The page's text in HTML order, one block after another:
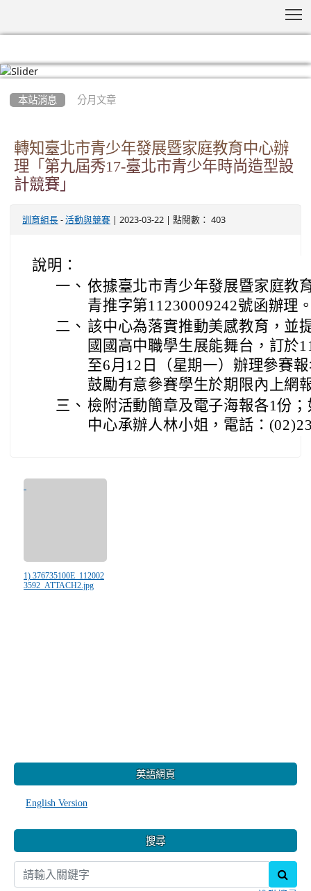
本站消息 分月文章
轉知臺北市青少年發展暨家庭教育中心辦
理「第九屆秀17-臺北市青少年時尚造型設
計競賽」
訓育組長 - 活動與競賽 | 2023-03-22 | 點閱數： 403
說明：
一、 依據臺北市青少年發展暨家庭教
青推字第11230009242號函辦理
二、 該中心為落實推動美感教育，並
國國高中職學生展能舞台，訂於
至6月12日（星期一）辦理參賽
鼓勵有意參賽學生於期限內上網
三、 檢附活動簡章及電子海報各1份
中心承辦人林小姐，電話：
1) 376735100E_112002
3592_ATTACH2.jpg
英語網頁
English Version
搜尋